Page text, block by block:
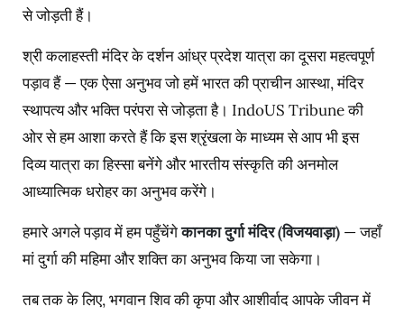
से जोड़ती हैं।
श्री कलाहस्ती मंदिर के दर्शन आंध्र प्रदेश यात्रा का दूसरा महत्वपूर्ण
पड़ाव हैं — एक ऐसा अनुभव जो हमें भारत की प्राचीन आस्था, मंदिर
स्थापत्य और भक्ति परंपरा से जोड़ता है। IndoUS Tribune की
ओर से हम आशा करते हैं कि इस श्रृंखला के माध्यम से आप भी इस
दिव्य यात्रा का हिस्सा बनेंगे और भारतीय संस्कृति की अनमोल
आध्यात्मिक धरोहर का अनुभव करेंगे।
हमारे अगले पड़ाव में हम पहुँचेंगेकानकादुर्गामंदिर(विजयवाड़ा) — जहाँ
मां दुर्गा की महिमा और शक्ति का अनुभव किया जा सकेगा।
तब तक के लिए, भगवान शिव की कृपा और आशीर्वाद आपके जीवन में